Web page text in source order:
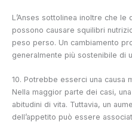
L’Anses sottolinea inoltre che
possono causare squilibri
peso perso. Un cambiamento
generalmente più sostenibile di
10. Potrebbe esserci una causa
Nella maggior parte dei casi,
abitudini di vita. Tuttavia, un
dell’appetito può essere